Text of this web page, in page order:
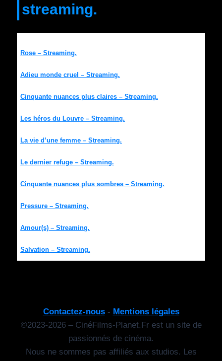
streaming.
Rose – Streaming.
Adieu monde cruel – Streaming.
Cinquante nuances plus claires – Streaming.
Les héros du Louvre – Streaming.
La vie d’une femme – Streaming.
Le dernier refuge – Streaming.
Cinquante nuances plus sombres – Streaming.
Pressure – Streaming.
Amour(s) – Streaming.
Salvation – Streaming.
Contactez-nous- Mentions légales
©2023-2026 – CinéFilms-Planet.Fr est un site de
passionnés de cinéma.
Nous ne sommes pas affiliés aux studios. Les